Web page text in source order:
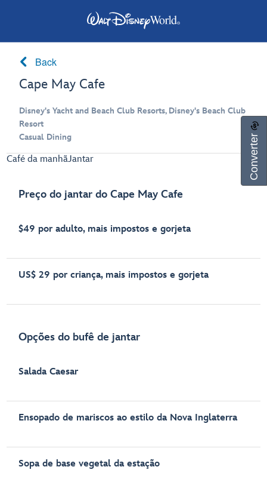
Back
Cape May Cafe
Disney's Yacht and Beach Club Resorts, Disney's Beach Club
Resort
Casual Dining
Café da manhãJantar
Preço do jantar do Cape May Cafe
$49 por adulto, mais impostos e gorjeta
US$ 29 por criança, mais impostos e gorjeta
Opções do bufê de jantar
Salada Caesar
Ensopado de mariscos ao estilo da Nova Inglaterra
Sopa de base vegetal da estação
Converter